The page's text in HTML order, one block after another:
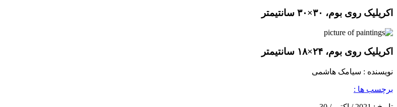
اکریلیک روی بوم، ۳۰×۳۰ سانتیمتر
اکریلیک روی بوم، ۲۴×۱۸ سانتیمتر
نویسنده : سیامک هاشمی
برچسب ها :